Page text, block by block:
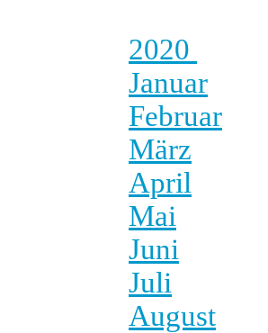
2020
Januar
Februar
März
April
Mai
Juni
Juli
August